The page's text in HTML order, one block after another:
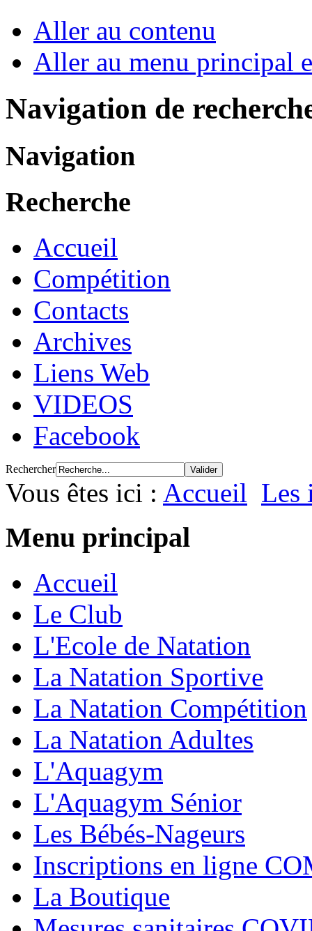
Aller au contenu
Aller au menu principal
Navigation de
Navigation
Recherche
Accueil
Compétition
Contacts
Archives
Liens Web
VIDEOS
Facebook
Rechercher
Vous êtes ici : Accueil Les
Menu principal
Accueil
Le Club
L'Ecole de Natation
La Natation Sportive
La Natation Compétition
La Natation Adultes
L'Aquagym
L'Aquagym Sénior
Les Bébés-Nageurs
Inscriptions en ligne
La Boutique